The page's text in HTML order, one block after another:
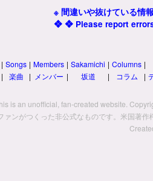
※ 間違いや抜けている情
❖ ❖ Please report
|
|
Songs
楽曲
|
|
Members
メンバー
|
|
Sakamichi
坂道
|
|
Columns
コラム
|
|
is an unofficial, fan-created website.
ァンがつくった非公式なものです。米国著